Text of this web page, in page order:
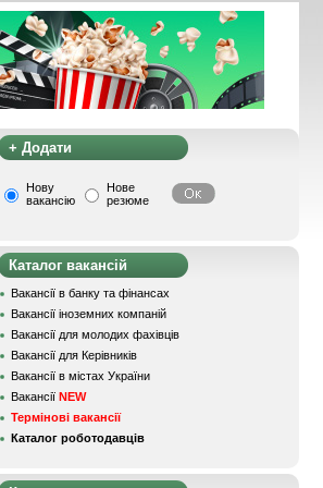
+ Додати
Нову
вакансію
Нове
резюме
Каталог вакансій
Вакансії в банку та фінансах
Вакансії іноземних компаній
Вакансії для молодих фахівців
Вакансії для Керівників
Вакансії в містах України
Вакансії NEW
Термінові вакансії
Каталог роботодавців